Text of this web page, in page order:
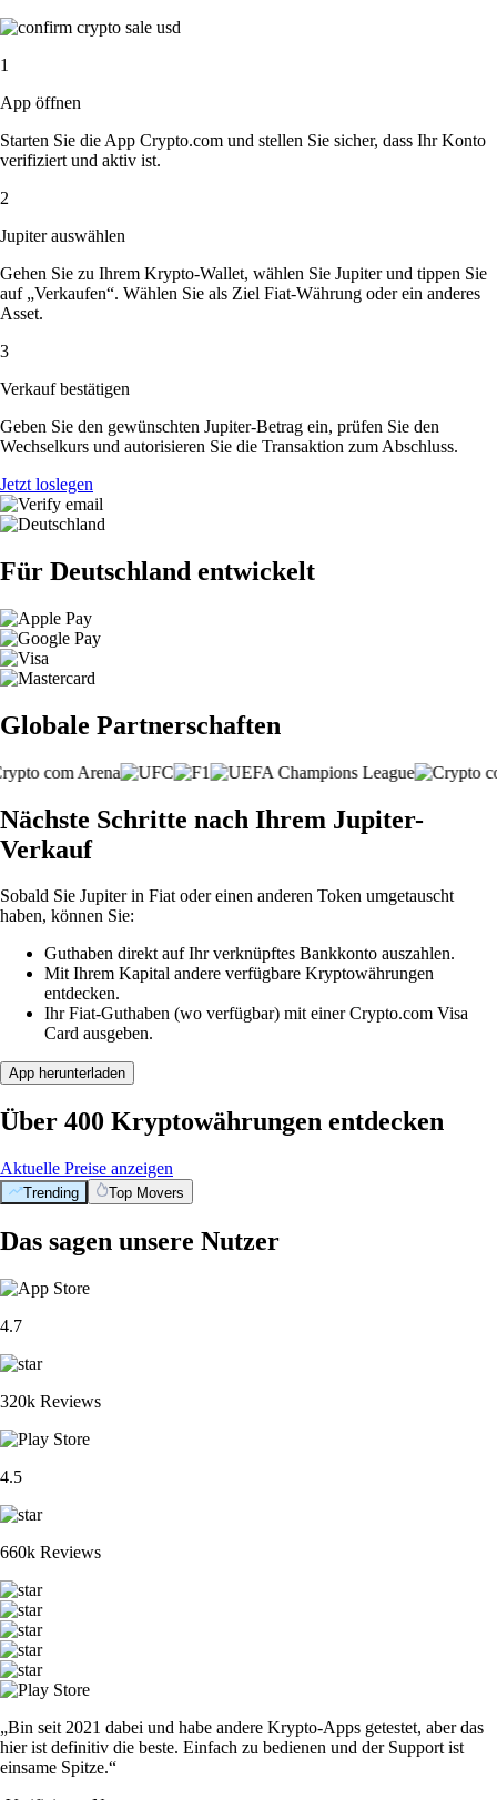
1
App öffnen
Starten Sie die App Crypto.com und stellen Sie sicher, dass Ihr Konto
verifiziert und aktiv ist.
2
Jupiter auswählen
Gehen Sie zu Ihrem Krypto-Wallet, wählen Sie Jupiter und tippen Sie
auf „Verkaufen“. Wählen Sie als Ziel Fiat-Währung oder ein anderes
Asset.
3
Verkauf bestätigen
Geben Sie den gewünschten Jupiter-Betrag ein, prüfen Sie den
Wechselkurs und autorisieren Sie die Transaktion zum Abschluss.
Jetzt loslegen
Für Deutschland entwickelt
Globale Partnerschaften
Nächste Schritte nach Ihrem Jupiter-
Verkauf
Sobald Sie Jupiter in Fiat oder einen anderen Token umgetauscht
haben, können Sie:
Guthaben direkt auf Ihr verknüpftes Bankkonto auszahlen.
Mit Ihrem Kapital andere verfügbare Kryptowährungen
entdecken.
Ihr Fiat-Guthaben (wo verfügbar) mit einer Crypto.com Visa
Card ausgeben.
App herunterladen
Über 400 Kryptowährungen entdecken
Aktuelle Preise anzeigen
Trending Top Movers
Das sagen unsere Nutzer
4.7
320k Reviews
4.5
660k Reviews
„Bin seit 2021 dabei und habe andere Krypto-Apps getestet, aber das
hier ist definitiv die beste. Einfach zu bedienen und der Support ist
einsame Spitze.“